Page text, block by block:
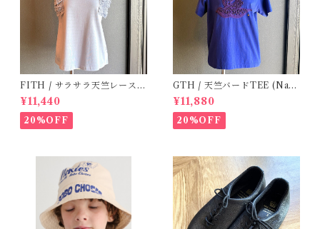
FITH / サラサラ天竺レースT
シャツ (BL) / 145・155
¥11,440
20%OFF
GTH / 天竺バードTEE (Navy
BL) / Size２
¥11,880
20%OFF